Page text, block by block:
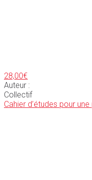
28,00€
Auteur :
Collectif
Cahier d’études pour